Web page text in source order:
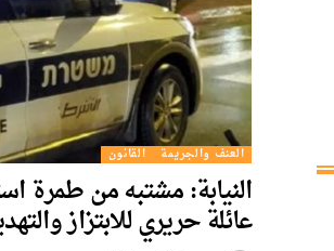
العنف والجريمة القانون
النيابة: مشتبه من طمرة
عائلة حريري للابتزاز